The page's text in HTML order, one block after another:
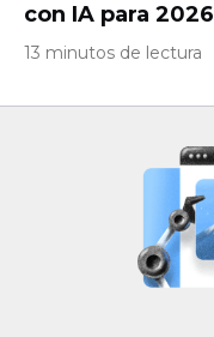
con IA para
13 minutos de lectura